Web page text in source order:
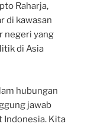
Raharja,
di kawasan
negeri yang
di Asia
hubungan
jawab
Indonesia. Kita